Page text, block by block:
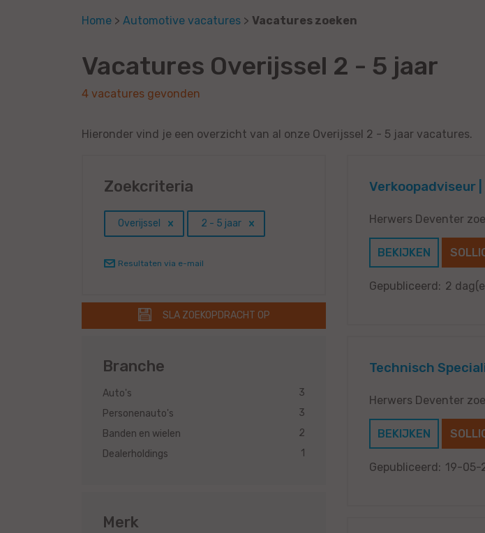
Home > Automotive vacatures > Vacatures zoeken
Vacatures Overijssel 2 - 5 jaar
4 vacatures gevonden
Hieronder vind je een overzicht van al onze Overijssel 2 - 5 jaar vacatures.
Verkoopadviseur
Herwers Deventer
BEKIJKEN
Gepubliceerd: 2
Technisch
Herwers Deventer
BEKIJKEN
Gepubliceerd: 19-05-
Zoekcriteria
Overijssel 2 - 5 jaar
Resultaten via e-mail
SLA ZOEKOPDRACHT OP
Branche
Auto's
3
Personenauto's
3
Banden en wielen
2
Dealerholdings
1
Merk